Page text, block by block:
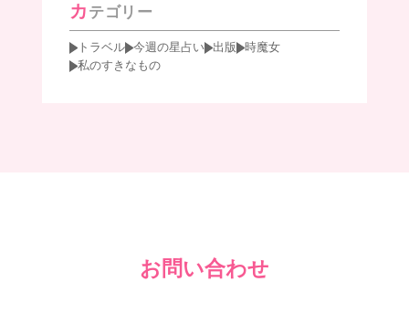
カ テゴリー
トラベル 今週の星占い 出版
時魔女
私のすきなもの
お問い合わせ